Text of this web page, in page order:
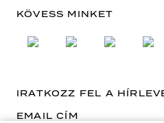
KÖVESS MINKET
IRATKOZZ FEL A
EMAIL CÍM